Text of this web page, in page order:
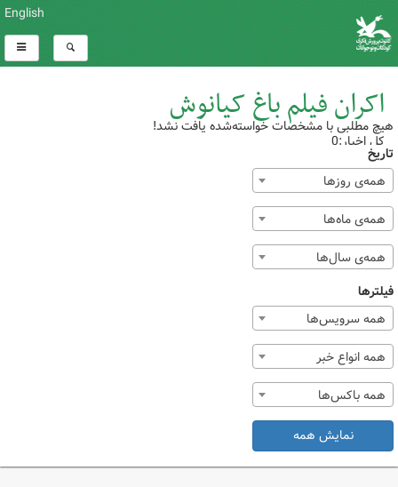
English
اکران فیلم باغ کیانوش
کل اخبار:0
هیچ مطلبی با مشخصات خواسته‌شده یافت نشد!
تاریخ
همه‌ی روزها
همه‌ی ماه‌ها
همه‌ی سال‌ها
فیلترها
همه سرویس‌ها
همه انواع خبر
همه باکس‌ها
نمایش همه